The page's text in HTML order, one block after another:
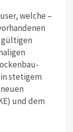
welche –
gültigen
stetigem
und dem